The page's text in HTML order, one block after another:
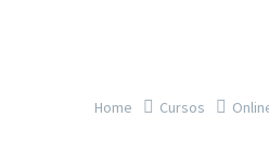
Home Cursos